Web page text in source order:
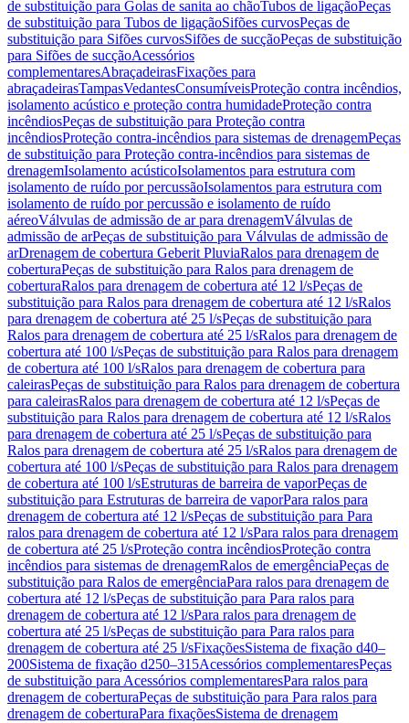
de substituição para Golas de sanita ao chãoTubos de ligaçãoPeças
de substituição para Tubos de ligaçãoSifões curvosPeças de
substituição para Sifões curvosSifões de sucçãoPeças de substituição
para Sifões de sucçãoAcessórios
complementaresAbraçadeirasFixações para
abraçadeirasTampasVedantesConsumíveisProteção contra incêndios,
isolamento acústico e proteção contra humidadeProteção contra
incêndiosPeças de substituição para Proteção contra
incêndiosProteção contra-incêndios para sistemas de drenagemPeças
de substituição para Proteção contra-incêndios para sistemas de
drenagemIsolamento acústicoIsolamentos para estrutura com
isolamento de ruído por percussãoIsolamentos para estrutura com
isolamento de ruído por percussão e isolamento de ruído
aéreoVálvulas de admissão de ar para drenagemVálvulas de
admissão de arPeças de substituição para Válvulas de admissão de
arDrenagem de cobertura Geberit PluviaRalos para drenagem de
coberturaPeças de substituição para Ralos para drenagem de
coberturaRalos para drenagem de cobertura até 12 l/sPeças de
substituição para Ralos para drenagem de cobertura até 12 l/sRalos
para drenagem de cobertura até 25 l/sPeças de substituição para
Ralos para drenagem de cobertura até 25 l/sRalos para drenagem de
cobertura até 100 l/sPeças de substituição para Ralos para drenagem
de cobertura até 100 l/sRalos para drenagem de cobertura para
caleirasPeças de substituição para Ralos para drenagem de cobertura
para caleirasRalos para drenagem de cobertura até 12 l/sPeças de
substituição para Ralos para drenagem de cobertura até 12 l/sRalos
para drenagem de cobertura até 25 l/sPeças de substituição para
Ralos para drenagem de cobertura até 25 l/sRalos para drenagem de
cobertura até 100 l/sPeças de substituição para Ralos para drenagem
de cobertura até 100 l/sEstruturas de barreira de vaporPeças de
substituição para Estruturas de barreira de vaporPara ralos para
drenagem de cobertura até 12 l/sPeças de substituição para Para
ralos para drenagem de cobertura até 12 l/sPara ralos para drenagem
de cobertura até 25 l/sProteção contra incêndiosProteção contra
incêndios para sistemas de drenagemRalos de emergênciaPeças de
substituição para Ralos de emergênciaPara ralos para drenagem de
cobertura até 12 l/sPeças de substituição para Para ralos para
drenagem de cobertura até 12 l/sPara ralos para drenagem de
cobertura até 25 l/sPeças de substituição para Para ralos para
drenagem de cobertura até 25 l/sFixaçõesSistema de fixação d40–
200Sistema de fixação d250–315Acessórios complementaresPeças
de substituição para Acessórios complementaresPara ralos para
drenagem de coberturaPeças de substituição para Para ralos para
drenagem de coberturaPara fixaçõesSistema de drenagem